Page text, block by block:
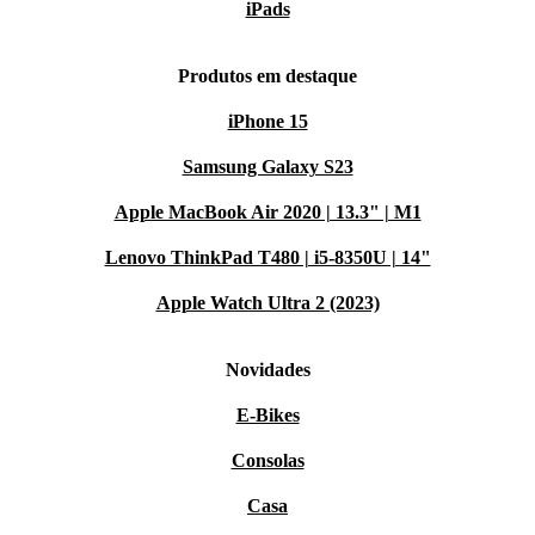
iPads
Produtos em destaque
iPhone 15
Samsung Galaxy S23
Apple MacBook Air 2020 | 13.3" | M1
Lenovo ThinkPad T480 | i5-8350U | 14"
Apple Watch Ultra 2 (2023)
Novidades
E-Bikes
Consolas
Casa